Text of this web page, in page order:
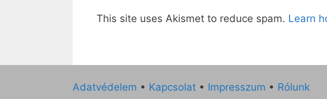
This site uses Akismet to reduce spam. Learn
Adatvédelem • Kapcsolat • Impresszum • Rólunk